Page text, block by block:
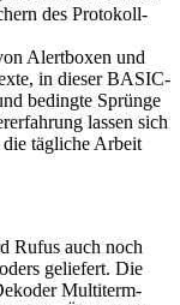
des Protokoll-
Alertboxen und
in dieser BASIC-
bedingte Sprünge
lassen sich
tägliche Arbeit
Rufus auch noch
geliefert. Die
Multiterm-